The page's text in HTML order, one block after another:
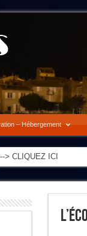
– Hébergement
> CLIQUEZ ICI